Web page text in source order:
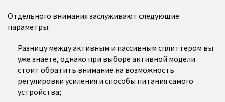
Отдельного внимания заслуживают следующие
параметры:
Разницу между активным и пассивным сплиттером вы
уже знаете, однако при выборе активной модели
стоит обратить внимание на возможность
регулировки усиления и способы питания самого
устройства;